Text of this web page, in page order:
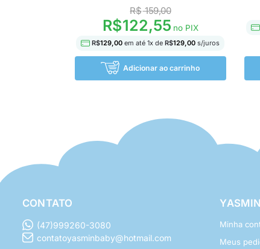
R$159,00
R$122,55no PIX
R$129,00 em até1x deR$129,00 s/juros
Adicionar ao carrinho
CONTATO
(47)999260-3080
contatoyasminbaby@hotmail.com
Minha
Meus